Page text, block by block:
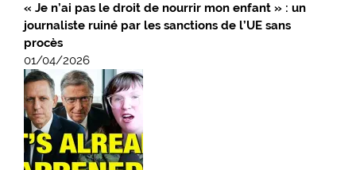
« Je n’ai pas le droit de nourrir mon enfant » : un
journaliste ruiné par les sanctions de l’UE sans
procès
01/04/2026